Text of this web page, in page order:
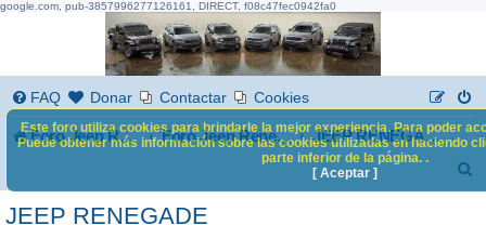
google.com, pub-3857996277126161, DIRECT, f08c47fec0942fa0
FAQ Donar Contactar Cookies
Foro Jeep Renegade Foro Jeep Renegade
JEEP RENEGADE
JEEP RENEGADE
Este foro utiliza cookies para brindarle la mejor experiencia. Para poder
Puede obtener más información sobre las cookies utilizadas en haciendo
parte inferior de la página. .
[ Aceptar ]